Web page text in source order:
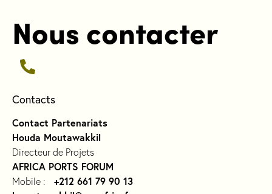
Nous contacter
Contacts
Contact Partenariats
Houda Moutawakkil
Directeur de Projets
AFRICA PORTS FORUM
Mobile : +212 661 79 90 13